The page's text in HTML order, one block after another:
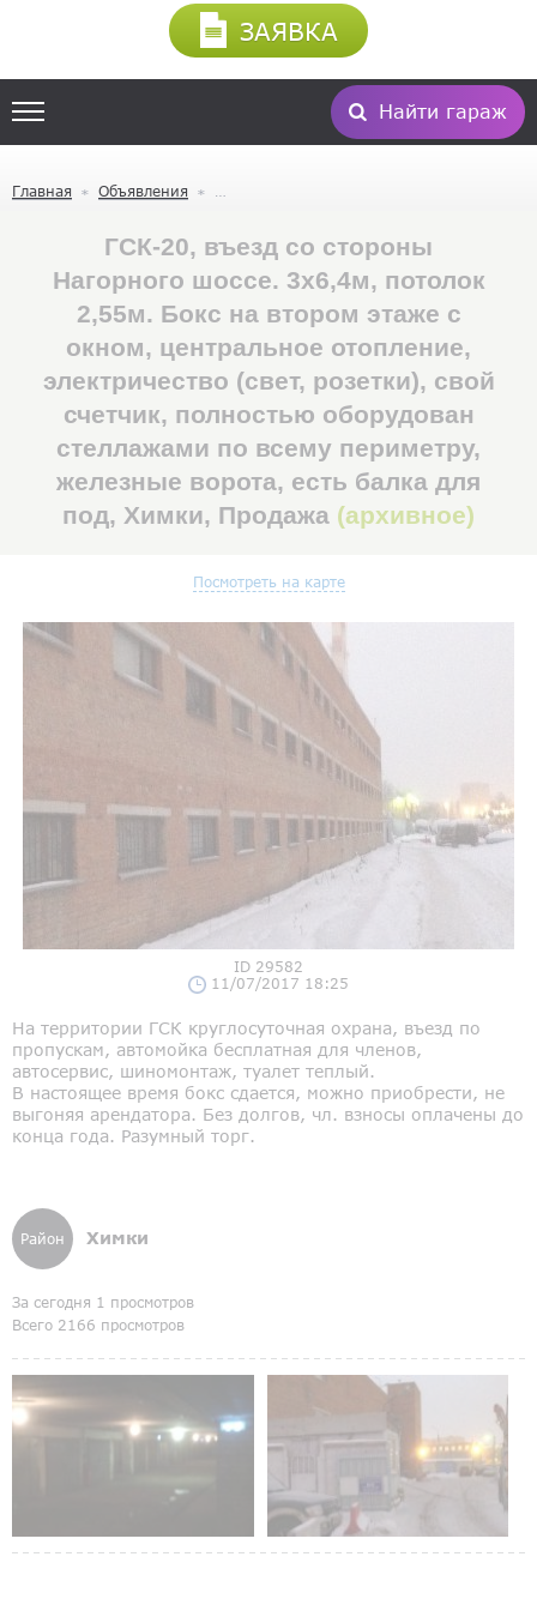
Найти гараж
ЗАЯВКА
Главная Объявления
ГСК-20, въезд со стороны
Нагорного шоссе. 3х6,4м, потолок
2,55м. Бокс на втором этаже с
окном, центральное отопление,
электричество (свет, розетки), свой
счетчик, полностью оборудован
стеллажами по всему периметру,
железные ворота, есть балка для
под, Химки, Продажа (архивное)
Посмотреть на карте
ID 29582
11/07/2017 18:25
На территории ГСК круглосуточная охрана, въезд по
пропускам, автомойка бесплатная для членов,
автосервис, шиномонтаж, туалет теплый.
В настоящее время бокс сдается, можно приобрести, не
выгоняя арендатора. Без долгов, чл. взносы оплачены до
конца года. Разумный торг.
Район Химки
За сегодня 1 просмотров
Всего 2166 просмотров